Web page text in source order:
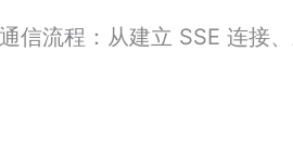
信流程：从建立 SSE 连接